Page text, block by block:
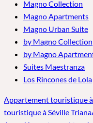
Magno Collection
Magno Apartments
Magno Urban Suite
by Magno Collection
by Magno
Suites Maestranza
Los Rincones de Lola
Appartement touristique
touristique à Séville Triana